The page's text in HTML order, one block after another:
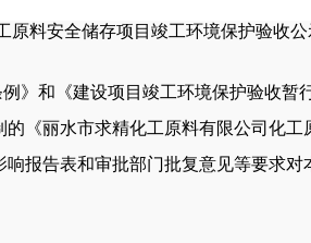
原料安全储存项目竣工环境保护验收公
》和《建设项目竣工环境保护验收暂
的《丽水市求精化工原料有限公司化
报告表和审批部门批复意见等要求